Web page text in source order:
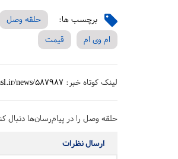
برچسب ها: حلقه وصل
ام وی ام
قیمت
لینک کوتاه خبر: news/587987
حلقه وصل را در پیام‌رسان‌ها دنبال
ارسال نظرات